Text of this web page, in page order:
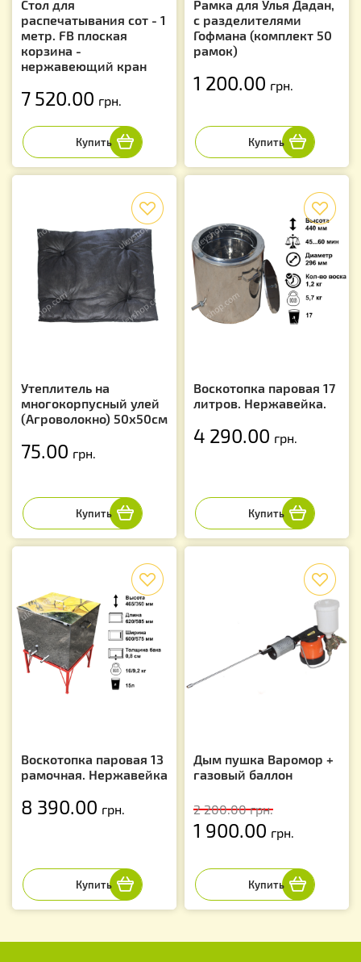
Стол для
распечатывания сот - 1
метр. FB плоская
корзина -
нержавеющий кран
7 520.00 грн.
Рамка для Улья Дадан,
с разделителями
Гофмана (комплект 50
рамок)
1 200.00 грн.
Утеплитель на
многокорпусный улей
(Агроволокно) 50х50см
75.00 грн.
Воскотопка паровая 17
литров. Нержавейка.
4 290.00 грн.
Воскотопка паровая 13
рамочная. Нержавейка
8 390.00 грн.
Дым пушка Варомор +
газовый баллон
2 200.00грн.
1 900.00 грн.